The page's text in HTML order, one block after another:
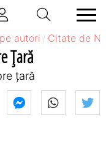
autori Citate de
Țară
țară